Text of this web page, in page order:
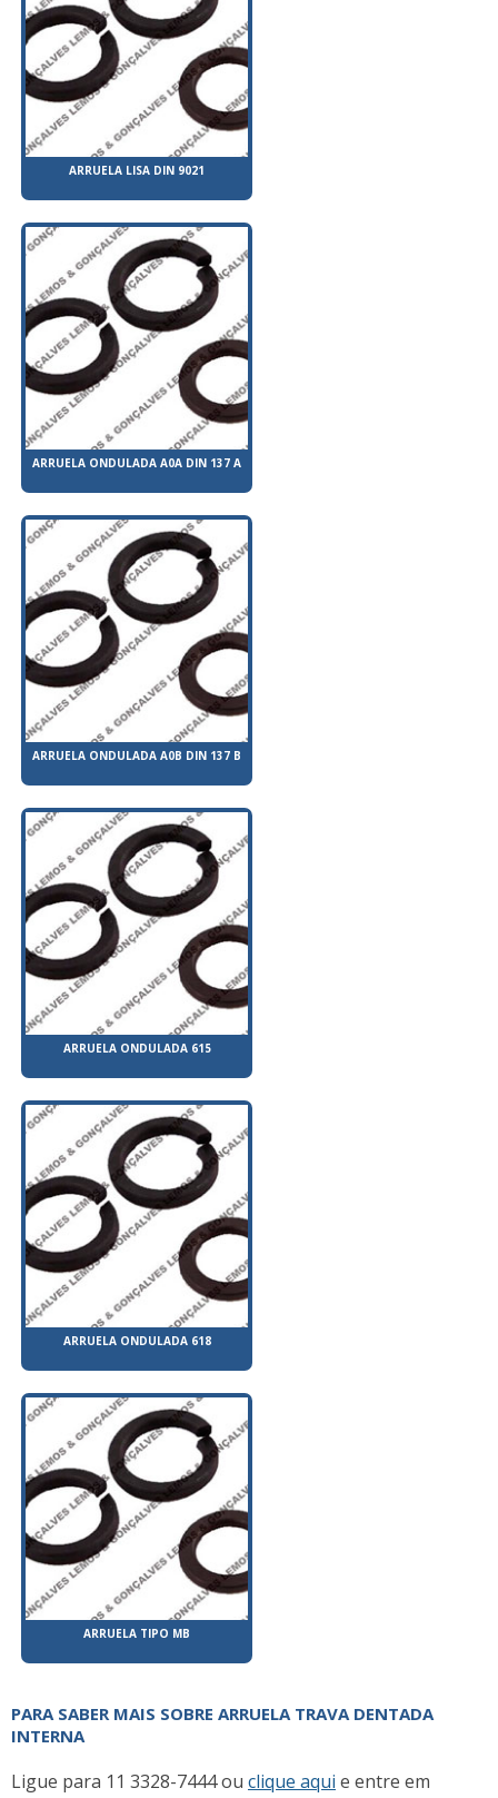
ARRUELA LISA DIN 9021
ARRUELA ONDULADA A0A DIN 137 A
ARRUELA ONDULADA A0B DIN 137 B
ARRUELA ONDULADA 615
ARRUELA ONDULADA 618
ARRUELA TIPO MB
PARA SABER MAIS SOBRE ARRUELA TRAVA DENTADA
INTERNA
Ligue para 11 3328-7444ou clique aqui e entre em